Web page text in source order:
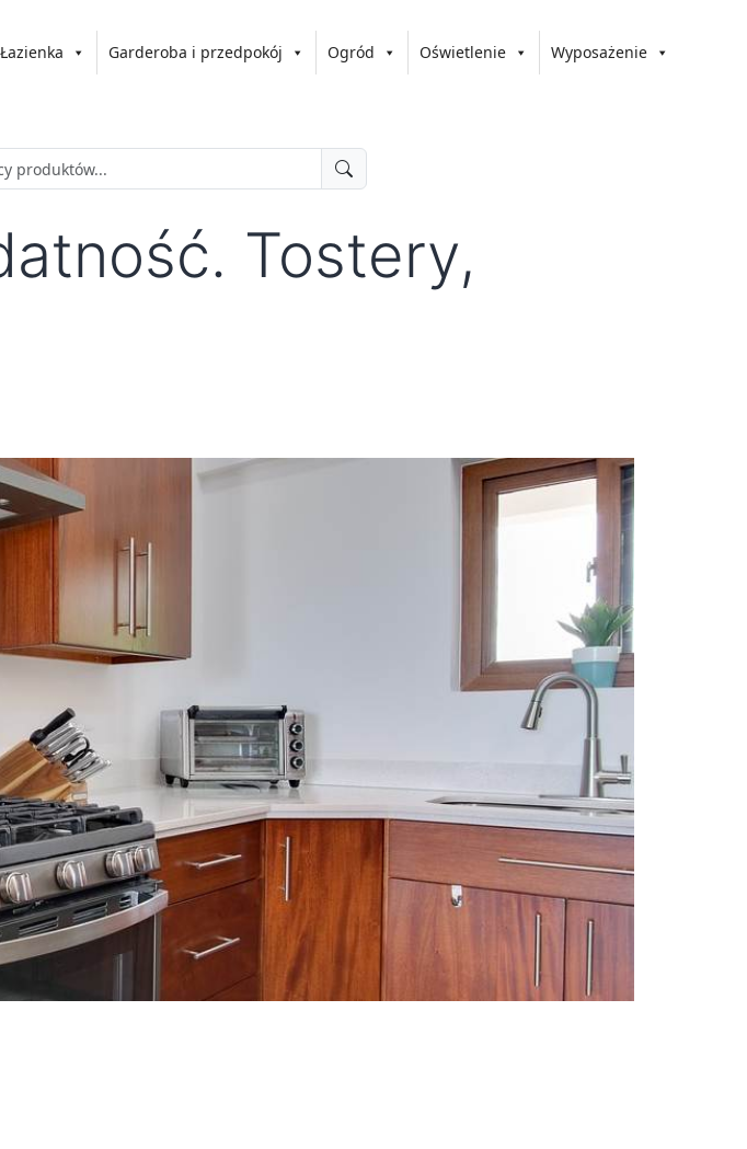
Łazienka Garderoba i przedpokój Ogród Oświetlenie Wyposażenie
Tostery,